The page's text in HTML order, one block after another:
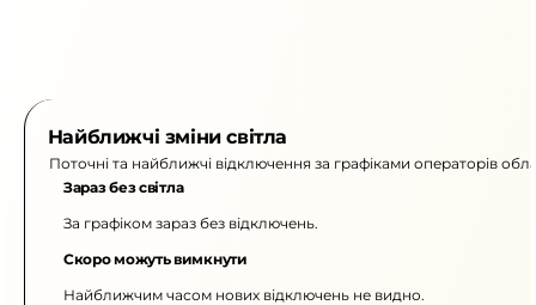
Найближчі зміни світла
Поточні та найближчі відключення за графіками операторів
Зараз без світла
За графіком зараз без відключень.
Скоро можуть вимкнути
Найближчим часом нових відключень не видно.